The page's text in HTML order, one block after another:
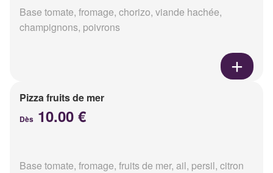
Base tomate, fromage, chorizo, viande hachée,
champignons, poivrons
Pizza fruits de mer
Dès 10.00 €
Base tomate, fromage, fruits de mer, ail, persil, citron